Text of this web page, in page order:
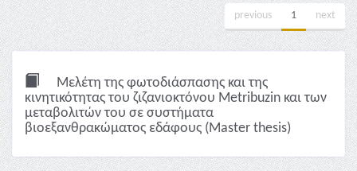
previous 1 next
Μελέτη της φωτοδιάσπασης και της
κινητικότητας του ζιζανιοκτόνου Metribuzin και των
μεταβολιτών του σε συστήματα
βιοεξανθρακώματος εδάφους (Master thesis)